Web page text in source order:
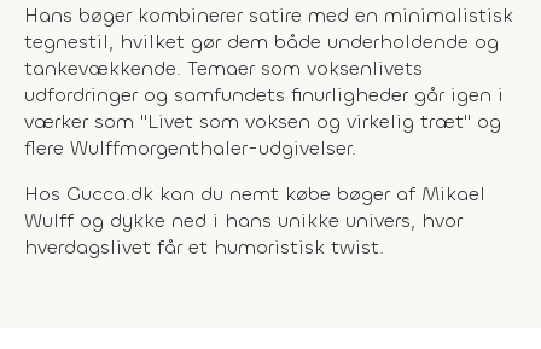
Hans bøger kombinerer satire med en minimalistisk
tegnestil, hvilket gør dem både underholdende og
tankevækkende. Temaer som voksenlivets
udfordringer og samfundets finurligheder går igen i
værker som "Livet som voksen og virkelig træt" og
flere Wulffmorgenthaler-udgivelser.
Hos Gucca.dk kan du nemt købe bøger af Mikael
Wulff og dykke ned i hans unikke univers, hvor
hverdagslivet får et humoristisk twist.